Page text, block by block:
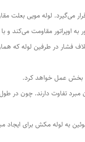
می‌گیرد. لوله مویی بعلت
اوپراتور مقاومت می‌کند و
فشار در طرفین لوله که
بخش عمل خواهد کرد.
مبرد تفاوت دارند. چون در
به لوله مکش برای ایجاد